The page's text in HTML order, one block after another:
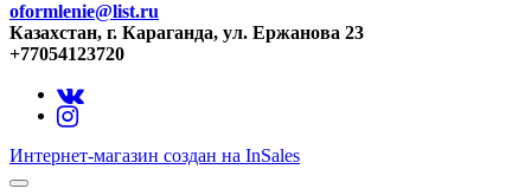
oformlenie@list.ru
Казахстан, г. Караганда, ул. Ержанова 23
+77054123720
Интернет-магазин создан на InSales